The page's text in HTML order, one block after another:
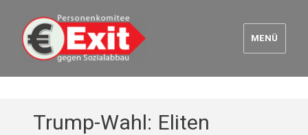
Euro Exit
MENÜ
Trump-Wahl: Eliten